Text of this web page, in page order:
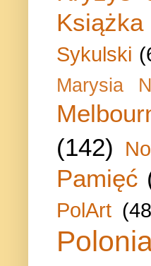
Książka
Sykulski
Marysia
(142)
Pamięć
PolArt